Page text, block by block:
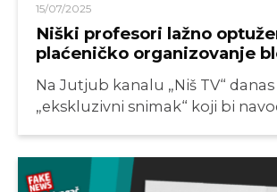
15/07/2025
Niški profesori lažno
plaćeničko organizovanje
Na Jutjub kanalu „Niš TV“
„ekskluzivni snimak“ koji bi